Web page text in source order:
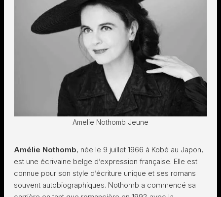
Amelie Nothomb Jeune
Amélie Nothomb, née le 9 juillet 1966 à Kobé au Japon,
est une écrivaine belge d’expression française. Elle est
connue pour son style d’écriture unique et ses romans
souvent autobiographiques. Nothomb a commencé sa